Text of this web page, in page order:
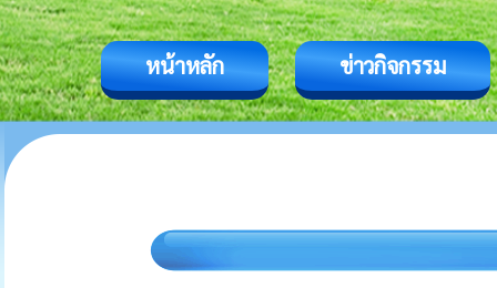
หน้าหลัก ข่าวกิจกรรม